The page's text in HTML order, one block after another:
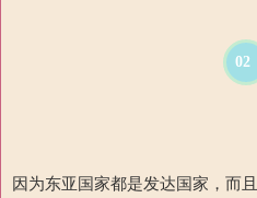
02
因为东亚国家都是发达国家，而